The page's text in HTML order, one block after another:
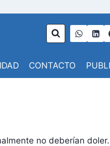
CONTACTO
no deberían